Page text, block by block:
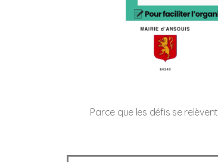
Parce que les défis se